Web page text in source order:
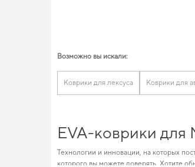
Возможно вы искали:
Коврики для лексуса Коврики для
EVA-коврики для
Технологии и инновации, на которых
которого вы можете доверять. Хотите